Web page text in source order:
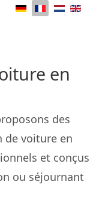
en
des
de voiture en
et conçus
ou séjournant